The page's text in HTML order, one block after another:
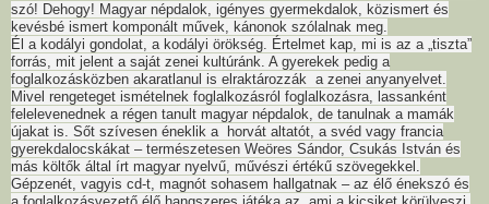
szó! Dehogy! Magyar népdalok, igényes gyermekdalok, közismert és
kevésbé ismert komponált művek, kánonok szólalnak meg.
Él a kodályi gondolat, a kodályi örökség. Értelmet kap, mi is az a „tiszta”
forrás, mit jelent a saját zenei kultúránk. A gyerekek pedig a
foglalkozásközben akaratlanul is elraktározzák a zenei anyanyelvet.
Mivel rengeteget ismételnek foglalkozásról foglalkozásra, lassanként
felelevenednek a régen tanult magyar népdalok, de tanulnak a mamák
újakat is. Sőt szívesen éneklik a horvát altatót, a svéd vagy francia
gyerekdalocskákat – természetesen Weöres Sándor, Csukás István és
más költők által írt magyar nyelvű, művészi értékű szövegekkel.
Gépzenét, vagyis cd-t, magnót sohasem hallgatnak – az élő énekszó és